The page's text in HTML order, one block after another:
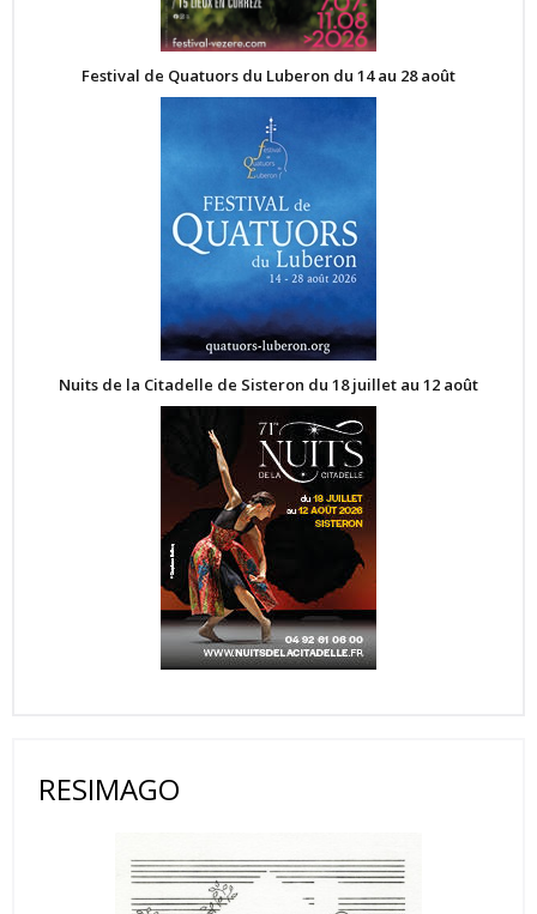
Festival de Quatuors du Luberon du 14 au 28 août
Nuits de la Citadelle de Sisteron du 18 juillet au 12 août
RESIMAGO